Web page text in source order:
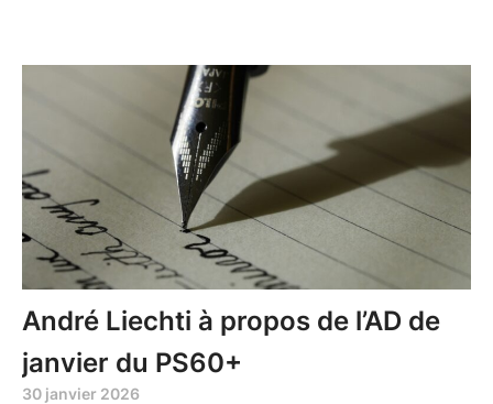
André Liechti à propos de l’AD de
janvier du PS60+
30 janvier 2026